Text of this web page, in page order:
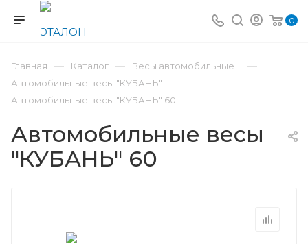
0
Главная — Каталог — Весы автомобильные —
Автомобильные весы "КУБАНЬ" —
Автомобильные весы "КУБАНЬ" 60
Автомобильные весы
"КУБАНЬ" 60